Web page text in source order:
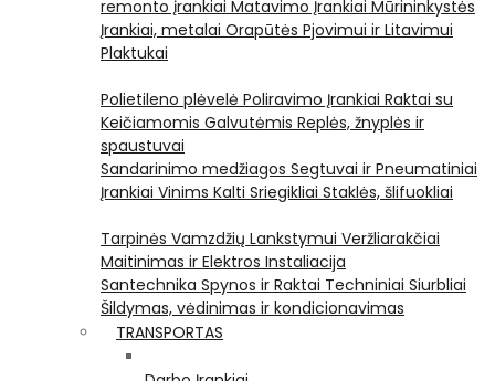
remonto įrankiai Matavimo Įrankiai Mūrininkystės
Įrankiai, metalai Orapūtės Pjovimui ir Litavimui
Plaktukai
Polietileno plėvelė Poliravimo Įrankiai Raktai su
Keičiamomis Galvutėmis Replės, žnyplės ir
spaustuvai
Sandarinimo medžiagos Segtuvai ir Pneumatiniai
Įrankiai Vinims Kalti Sriegikliai Staklės, šlifuokliai
Tarpinės Vamzdžių Lankstymui Veržliarakčiai
Maitinimas ir Elektros Instaliacija
Santechnika Spynos ir Raktai Techniniai Siurbliai
Šildymas, vėdinimas ir kondicionavimas
TRANSPORTAS